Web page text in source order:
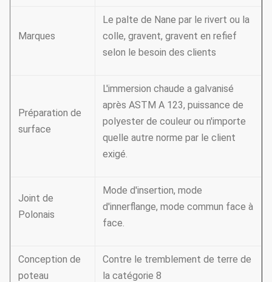
Marques
Le palte de Nane par le rivert ou la
colle, gravent, gravent en refief
selon le besoin des clients
Préparation de
surface
L'immersion chaude a galvanisé
après ASTM A 123, puissance de
polyester de couleur ou n'importe
quelle autre norme par le client
exigé.
Joint de
Polonais
Mode d'insertion, mode
d'innerflange, mode commun face à
face.
Conception de
poteau
Contre le tremblement de terre de
la catégorie 8